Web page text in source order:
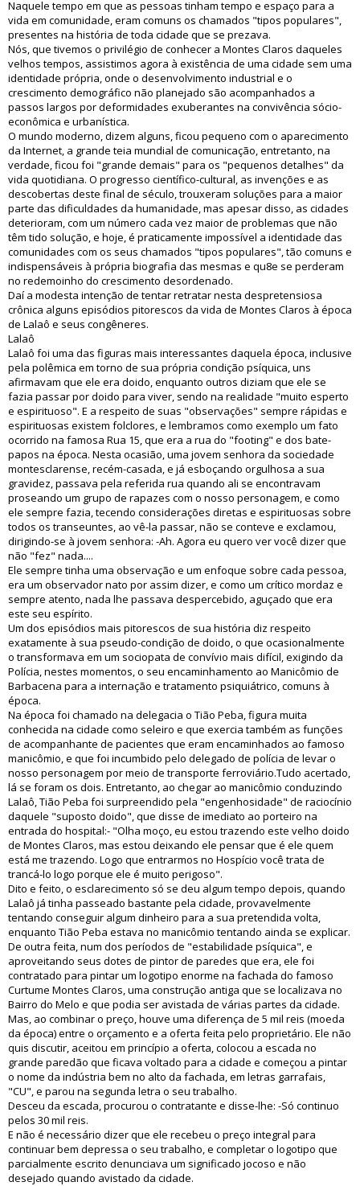
Naquele tempo em que as pessoas tinham tempo e espaço para a
vida em comunidade, eram comuns os chamados "tipos populares",
presentes na história de toda cidade que se prezava.
Nós, que tivemos o privilégio de conhecer a Montes Claros daqueles
velhos tempos, assistimos agora à existência de uma cidade sem uma
identidade própria, onde o desenvolvimento industrial e o
crescimento demográfico não planejado são acompanhados a
passos largos por deformidades exuberantes na convivência sócio-
econômica e urbanística.
O mundo moderno, dizem alguns, ficou pequeno com o aparecimento
da Internet, a grande teia mundial de comunicação, entretanto, na
verdade, ficou foi "grande demais" para os "pequenos detalhes" da
vida quotidiana. O progresso científico-cultural, as invenções e as
descobertas deste final de século, trouxeram soluções para a maior
parte das dificuldades da humanidade, mas apesar disso, as cidades
deterioram, com um número cada vez maior de problemas que não
têm tido solução, e hoje, é praticamente impossível a identidade das
comunidades com os seus chamados "tipos populares", tão comuns e
indispensáveis à própria biografia das mesmas e qu8e se perderam
no redemoinho do crescimento desordenado.
Daí a modesta intenção de tentar retratar nesta despretensiosa
crônica alguns episódios pitorescos da vida de Montes Claros à época
de Lalaô e seus congêneres.
Lalaô
Lalaô foi uma das figuras mais interessantes daquela época, inclusive
pela polêmica em torno de sua própria condição psíquica, uns
afirmavam que ele era doido, enquanto outros diziam que ele se
fazia passar por doido para viver, sendo na realidade "muito esperto
e espirituoso". E a respeito de suas "observações" sempre rápidas e
espirituosas existem folclores, e lembramos como exemplo um fato
ocorrido na famosa Rua 15, que era a rua do "footing" e dos bate-
papos na época. Nesta ocasião, uma jovem senhora da sociedade
montesclarense, recém-casada, e já esboçando orgulhosa a sua
gravidez, passava pela referida rua quando ali se encontravam
proseando um grupo de rapazes com o nosso personagem, e como
ele sempre fazia, tecendo considerações diretas e espirituosas sobre
todos os transeuntes, ao vê-la passar, não se conteve e exclamou,
dirigindo-se à jovem senhora: -Ah. Agora eu quero ver você dizer que
não "fez" nada....
Ele sempre tinha uma observação e um enfoque sobre cada pessoa,
era um observador nato por assim dizer, e como um crítico mordaz e
sempre atento, nada lhe passava despercebido, aguçado que era
este seu espírito.
Um dos episódios mais pitorescos de sua história diz respeito
exatamente à sua pseudo-condição de doido, o que ocasionalmente
o transformava em um sociopata de convívio mais difícil, exigindo da
Polícia, nestes momentos, o seu encaminhamento ao Manicômio de
Barbacena para a internação e tratamento psiquiátrico, comuns à
época.
Na época foi chamado na delegacia o Tião Peba, figura muita
conhecida na cidade como seleiro e que exercia também as funções
de acompanhante de pacientes que eram encaminhados ao famoso
manicômio, e que foi incumbido pelo delegado de polícia de levar o
nosso personagem por meio de transporte ferroviário.Tudo acertado,
lá se foram os dois. Entretanto, ao chegar ao manicômio conduzindo
Lalaô, Tião Peba foi surpreendido pela "engenhosidade" de raciocínio
daquele "suposto doido", que disse de imediato ao porteiro na
entrada do hospital:- "Olha moço, eu estou trazendo este velho doido
de Montes Claros, mas estou deixando ele pensar que é ele quem
está me trazendo. Logo que entrarmos no Hospício você trata de
trancá-lo logo porque ele é muito perigoso".
Dito e feito, o esclarecimento só se deu algum tempo depois, quando
Lalaô já tinha passeado bastante pela cidade, provavelmente
tentando conseguir algum dinheiro para a sua pretendida volta,
enquanto Tião Peba estava no manicômio tentando ainda se explicar.
De outra feita, num dos períodos de "estabilidade psíquica", e
aproveitando seus dotes de pintor de paredes que era, ele foi
contratado para pintar um logotipo enorme na fachada do famoso
Curtume Montes Claros, uma construção antiga que se localizava no
Bairro do Melo e que podia ser avistada de várias partes da cidade.
Mas, ao combinar o preço, houve uma diferença de 5 mil reis (moeda
da época) entre o orçamento e a oferta feita pelo proprietário. Ele não
quis discutir, aceitou em princípio a oferta, colocou a escada no
grande paredão que ficava voltado para a cidade e começou a pintar
o nome da indústria bem no alto da fachada, em letras garrafais,
"CU", e parou na segunda letra o seu trabalho.
Desceu da escada, procurou o contratante e disse-lhe: -Só continuo
pelos 30 mil reis.
E não é necessário dizer que ele recebeu o preço integral para
continuar bem depressa o seu trabalho, e completar o logotipo que
parcialmente escrito denunciava um significado jocoso e não
desejado quando avistado da cidade.